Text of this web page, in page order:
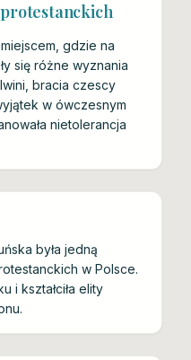
gdzie na
się różne wyznania
bracia czescy
w ówczesnym
nietolerancja
była jedną
w Polsce.
i kształciła elity